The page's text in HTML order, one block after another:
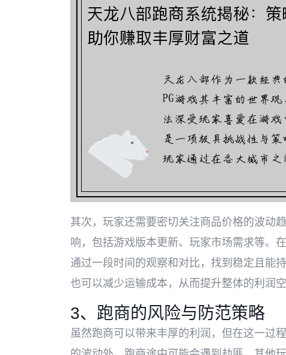
其次，玩家还需要密切关注商品价格的波动
响，包括游戏版本更新、玩家市场需求等。
通过一段时间的观察和对比，找到稳定且能
也可以减少运输成本，从而提升整体的利润空
3、跑商的风险与防范策略
虽然跑商可以带来丰厚的利润，但在这一过